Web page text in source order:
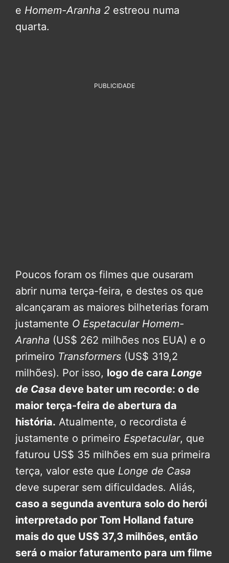
e Homem-Aranha 2 estreou numa
quarta.
PUBLICIDADE
Poucos foram os filmes que ousaram
abrir numa terça-feira, e destes os que
alcançaram as maiores bilheterias foram
justamente O Espetacular Homem-
Aranha (US$ 262 milhões nos EUA) e o
primeiro Transformers (US$ 319,2
milhões). Por isso, logo de cara Longe
de Casa deve bater um recorde: o de
maior terça-feira de abertura da
história. Atualmente, o recordista é
justamente o primeiro Espetacular, que
faturou US$ 35 milhões em sua primeira
terça, valor este que Longe de Casa
deve superar sem dificuldades. Aliás,
caso a segunda aventura solo do herói
interpretado por Tom Holland fature
mais do que US$ 37,3 milhões, então
será o maior faturamento para um filme